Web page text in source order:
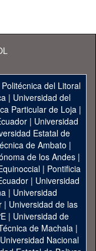
del Litoral
| Universidad del
Particular de Loja|
| Universidad
Estatal de
de Ambato |
de los Andes|
| Pontificia
| Universidad
| Universidad
| Universidad de las
| Universidad de
de Machala|
Universidad Nacional